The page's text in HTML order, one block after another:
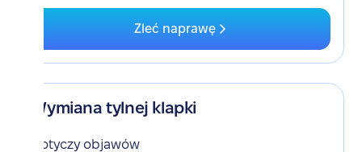
Zleć naprawę
Wymiana tylnej klapki
Dotyczy objawów